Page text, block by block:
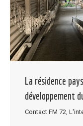
La résidence
développement
Contact FM 72